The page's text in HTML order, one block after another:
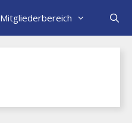
Mitgliederbereich